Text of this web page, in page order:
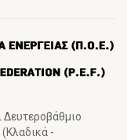
Δευτεροβάθμιο
-